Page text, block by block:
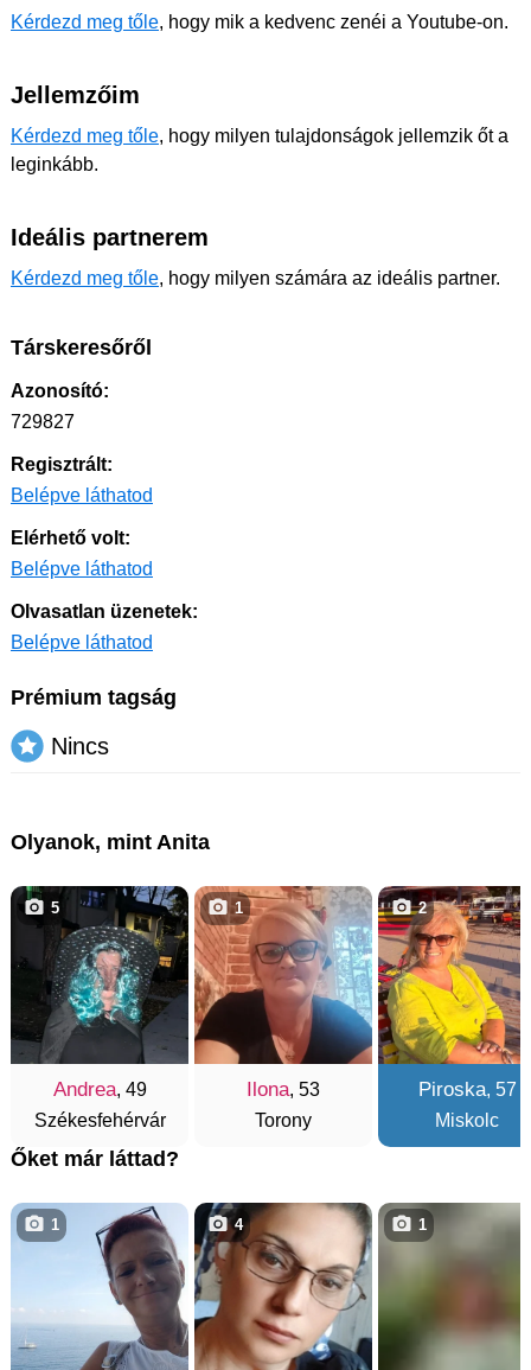
Kérdezd meg tőle, hogy mik a kedvenc zenéi a Youtube-on.
Jellemzőim
Kérdezd meg tőle, hogy milyen tulajdonságok jellemzik őt a
leginkább.
Ideális partnerem
Kérdezd meg tőle, hogy milyen számára az ideális partner.
Társkeresőről
Azonosító:
729827
Regisztrált:
Belépve láthatod
Elérhető volt:
Belépve láthatod
Olvasatlan üzenetek:
Belépve láthatod
Prémium tagság
Nincs
Olyanok, mint Anita
Andrea, 49
Székesfehérvár
5
Ilona, 53
Torony
1
Piroska, 57
Miskolc
2
Őket már láttad?
1 4 1